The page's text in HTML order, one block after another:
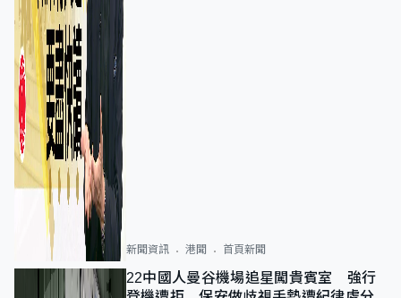
新聞資訊 港聞 首頁新聞
22中國人曼谷機場追星闖貴賓室 強行